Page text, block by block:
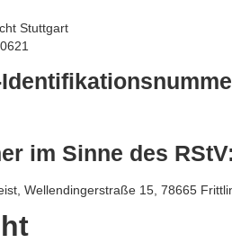
Stuttgart
im Sinne des
Wellendingerstraße 15, 78665